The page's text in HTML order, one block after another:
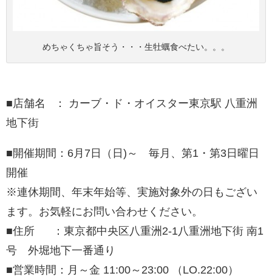
めちゃくちゃ旨そう・・・生牡蠣食べたい。。。
■店舗名 ： カーブ・ド・オイスター東京駅 八重洲
地下街
■開催期間：6月7日（日)～ 毎月、第1・第3日曜日
開催
※連休期間、年末年始等、実施対象外の日もござい
ます。お気軽にお問い合わせください。
■住所 ：東京都中央区八重洲2-1八重洲地下街 南1
号 外堀地下一番通り
■営業時間：月～金 11:00～23:00 （LO.22:00）